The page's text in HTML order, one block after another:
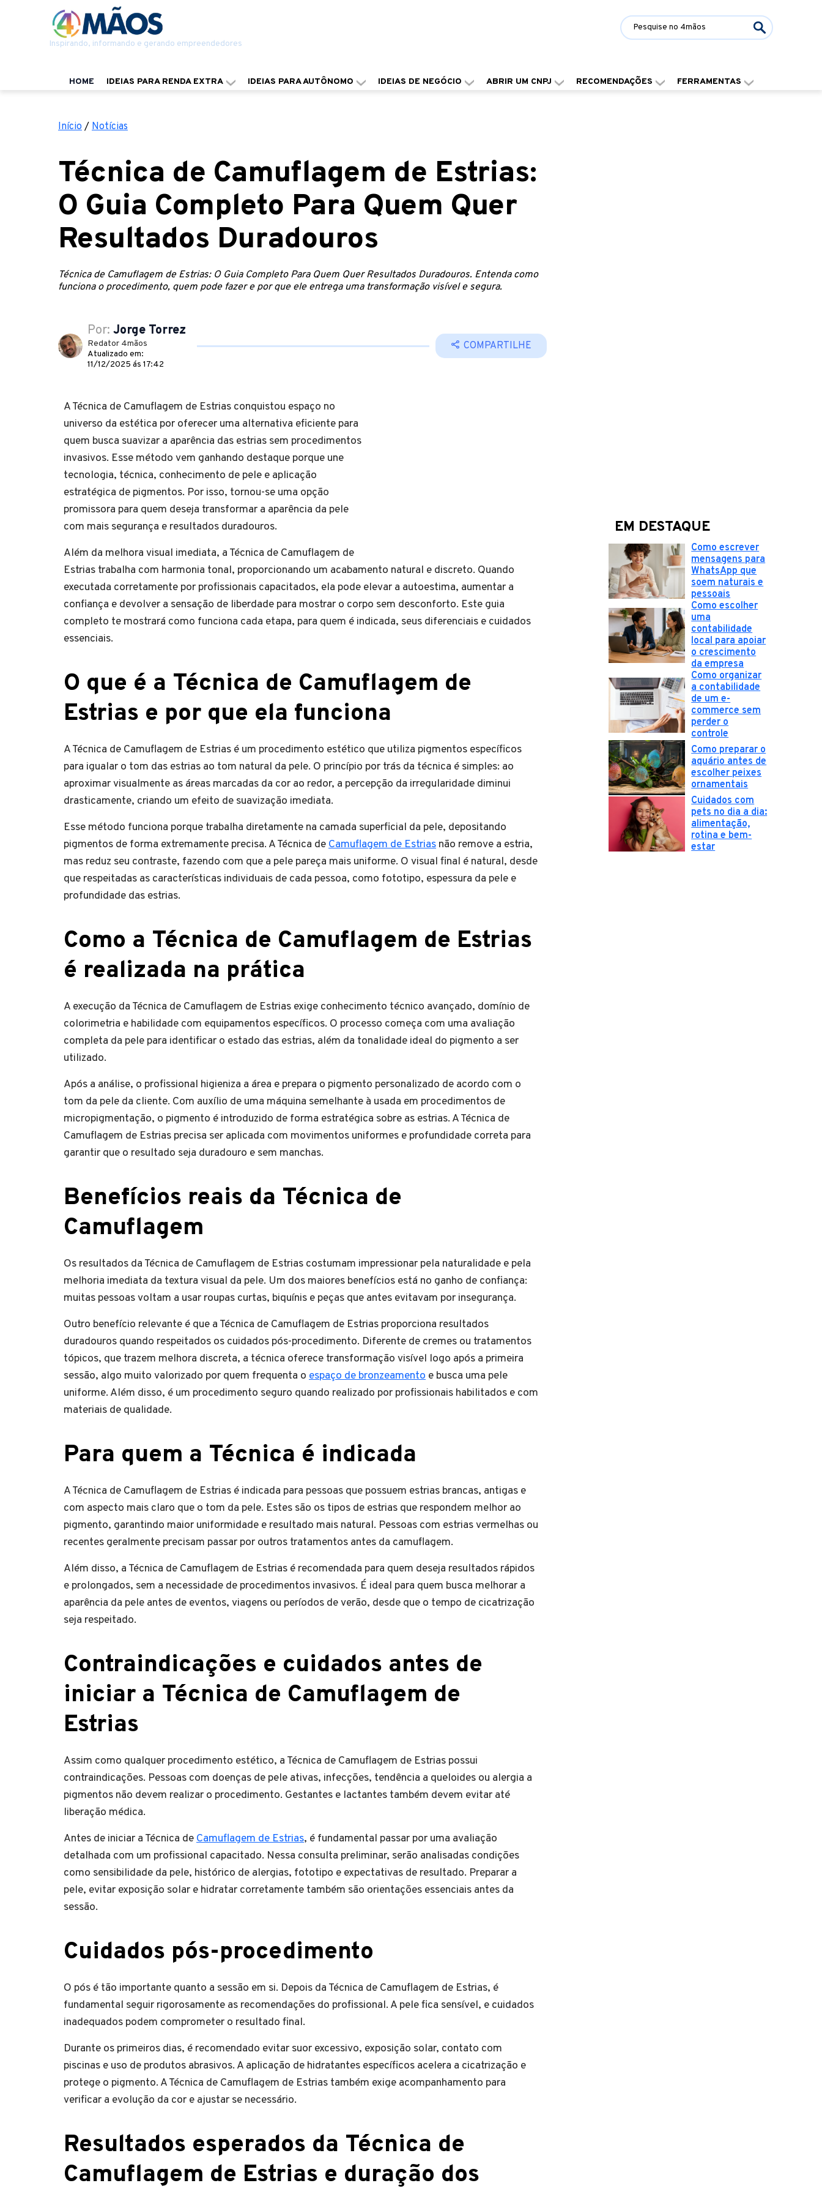
Inspirando, informando e gerando empreendedores
HOME IDEIAS PARA RENDA EXTRA IDEIAS PARA AUTÔNOMO IDEIAS DE NEGÓCIO ABRIR UM CNPJ RECOMENDAÇÕES FERRAMENTAS
Início / Notícias
Técnica de Camuflagem de Estrias:
O Guia Completo Para Quem Quer
Resultados Duradouros
Técnica de Camuflagem de Estrias: O Guia Completo Para Quem Quer Resultados Duradouros. Entenda como
funciona o procedimento, quem pode fazer e por que ele entrega uma transformação visível e segura.
Por: Jorge Torrez
Redator 4mãos
Atualizado em:
11/12/2025 ás 17:42
COMPARTILHE
A Técnica de Camuflagem de Estrias conquistou espaço no
universo da estética por oferecer uma alternativa eficiente para
quem busca suavizar a aparência das estrias sem procedimentos
invasivos. Esse método vem ganhando destaque porque une
tecnologia, técnica, conhecimento de pele e aplicação
estratégica de pigmentos. Por isso, tornou-se uma opção
promissora para quem deseja transformar a aparência da pele
com mais segurança e resultados duradouros.
Além da melhora visual imediata, a Técnica de Camuflagem de
Estrias trabalha com harmonia tonal, proporcionando um acabamento natural e discreto. Quando
executada corretamente por profissionais capacitados, ela pode elevar a autoestima, aumentar a
confiança e devolver a sensação de liberdade para mostrar o corpo sem desconforto. Este guia
completo te mostrará como funciona cada etapa, para quem é indicada, seus diferenciais e cuidados
essenciais.
O que é a Técnica de Camuflagem de
Estrias e por que ela funciona
A Técnica de Camuflagem de Estrias é um procedimento estético que utiliza pigmentos específicos
para igualar o tom das estrias ao tom natural da pele. O princípio por trás da técnica é simples: ao
aproximar visualmente as áreas marcadas da cor ao redor, a percepção da irregularidade diminui
drasticamente, criando um efeito de suavização imediata.
Esse método funciona porque trabalha diretamente na camada superficial da pele, depositando
pigmentos de forma extremamente precisa. A Técnica de Camuflagem de Estrias não remove a estria,
mas reduz seu contraste, fazendo com que a pele pareça mais uniforme. O visual final é natural, desde
que respeitadas as características individuais de cada pessoa, como fototipo, espessura da pele e
profundidade das estrias.
Como a Técnica de Camuflagem de Estrias
é realizada na prática
A execução da Técnica de Camuflagem de Estrias exige conhecimento técnico avançado, domínio de
colorimetria e habilidade com equipamentos específicos. O processo começa com uma avaliação
completa da pele para identificar o estado das estrias, além da tonalidade ideal do pigmento a ser
utilizado.
Após a análise, o profissional higieniza a área e prepara o pigmento personalizado de acordo com o
tom da pele da cliente. Com auxílio de uma máquina semelhante à usada em procedimentos de
micropigmentação, o pigmento é introduzido de forma estratégica sobre as estrias. A Técnica de
Camuflagem de Estrias precisa ser aplicada com movimentos uniformes e profundidade correta para
garantir que o resultado seja duradouro e sem manchas.
Benefícios reais da Técnica de
Camuflagem
Os resultados da Técnica de Camuflagem de Estrias costumam impressionar pela naturalidade e pela
melhoria imediata da textura visual da pele. Um dos maiores benefícios está no ganho de confiança:
muitas pessoas voltam a usar roupas curtas, biquínis e peças que antes evitavam por insegurança.
Outro benefício relevante é que a Técnica de Camuflagem de Estrias proporciona resultados
duradouros quando respeitados os cuidados pós-procedimento. Diferente de cremes ou tratamentos
tópicos, que trazem melhora discreta, a técnica oferece transformação visível logo após a primeira
sessão, algo muito valorizado por quem frequenta o espaço de bronzeamento e busca uma pele
uniforme. Além disso, é um procedimento seguro quando realizado por profissionais habilitados e com
materiais de qualidade.
Para quem a Técnica é indicada
A Técnica de Camuflagem de Estrias é indicada para pessoas que possuem estrias brancas, antigas e
com aspecto mais claro que o tom da pele. Estes são os tipos de estrias que respondem melhor ao
pigmento, garantindo maior uniformidade e resultado mais natural. Pessoas com estrias vermelhas ou
recentes geralmente precisam passar por outros tratamentos antes da camuflagem.
Além disso, a Técnica de Camuflagem de Estrias é recomendada para quem deseja resultados rápidos
e prolongados, sem a necessidade de procedimentos invasivos. É ideal para quem busca melhorar a
aparência da pele antes de eventos, viagens ou períodos de verão, desde que o tempo de cicatrização
seja respeitado.
Contraindicações e cuidados antes de
iniciar a Técnica de Camuflagem de
Estrias
Assim como qualquer procedimento estético, a Técnica de Camuflagem de Estrias possui
contraindicações. Pessoas com doenças de pele ativas, infecções, tendência a queloides ou alergia a
pigmentos não devem realizar o procedimento. Gestantes e lactantes também devem evitar até
liberação médica.
Antes de iniciar a Técnica de Camuflagem de Estrias, é fundamental passar por uma avaliação
detalhada com um profissional capacitado. Nessa consulta preliminar, serão analisadas condições
como sensibilidade da pele, histórico de alergias, fototipo e expectativas de resultado. Preparar a
pele, evitar exposição solar e hidratar corretamente também são orientações essenciais antes da
sessão.
Cuidados pós-procedimento
O pós é tão importante quanto a sessão em si. Depois da Técnica de Camuflagem de Estrias, é
fundamental seguir rigorosamente as recomendações do profissional. A pele fica sensível, e cuidados
inadequados podem comprometer o resultado final.
Durante os primeiros dias, é recomendado evitar suor excessivo, exposição solar, contato com
piscinas e uso de produtos abrasivos. A aplicação de hidratantes específicos acelera a cicatrização e
protege o pigmento. A Técnica de Camuflagem de Estrias também exige acompanhamento para
verificar a evolução da cor e ajustar se necessário.
Resultados esperados da Técnica de
Camuflagem de Estrias e duração dos
EM DESTAQUE
Como escrever
mensagens para
WhatsApp que
soem naturais e
pessoais
Como escolher
uma
contabilidade
local para apoiar
o crescimento
da empresa
Como organizar
a contabilidade
de um e-
commerce sem
perder o
controle
Como preparar o
aquário antes de
escolher peixes
ornamentais
Cuidados com
pets no dia a dia:
alimentação,
rotina e bem-
estar